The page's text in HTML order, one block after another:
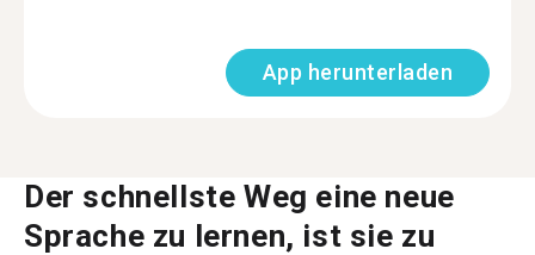
App herunterladen
Der schnellste Weg eine neue
Sprache zu lernen, ist sie zu